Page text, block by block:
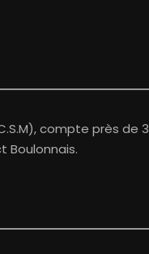
compte près de
Boulonnais.